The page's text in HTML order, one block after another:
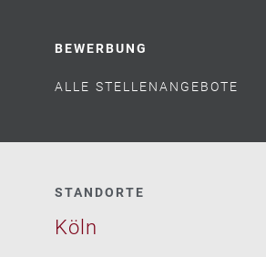
BEWERBUNG
ALLE STELLENANGEBOTE
STANDORTE
Köln